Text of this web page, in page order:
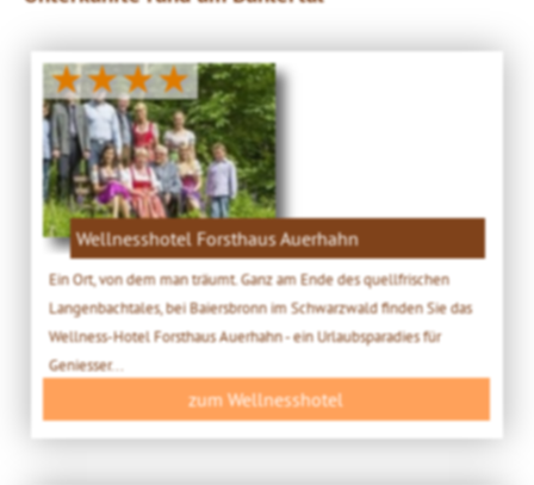
★★★★
Wellnesshotel Forsthaus Auerhahn
Ein Ort, von dem man träumt. Ganz am Ende des quellfrischen
Langenbachtales, bei Baiersbronn im Schwarzwald finden Sie das
Wellness-Hotel Forsthaus Auerhahn - ein Urlaubsparadies für
Geniesser...
zum Wellnesshotel